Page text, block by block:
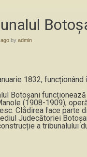
by admin
1832, funcționând
Botoșani funcționează
(1908-1909), oper
Clădirea face parte
Judecătoriei
a tribunalului